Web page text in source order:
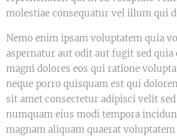
molestiae consequatur vel illum qui
Nemo enim ipsam voluptatem quia
aspernatur aut odit aut fugit sed
magni dolores eos qui ratione
neque porro quisquam est qui
sit amet consectetur adipisci velit
numquam eius modi tempora
magnam aliquam quaerat